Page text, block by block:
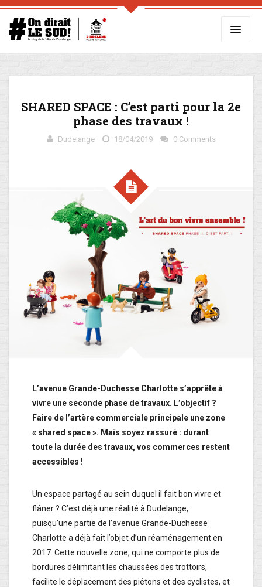
SHARED SPACE : C’est parti pour la 2e
phase des travaux !
Dudelange 18/04/2019 0 Comments
L’avenue Grande-Duchesse Charlotte s’apprête à
vivre une seconde phase de travaux. L’objectif ?
Faire de l’artère commerciale principale une zone
« shared space ». Mais soyez rassuré : durant
toute la durée des travaux, vos commerces restent
accessibles !
Un espace partagé au sein duquel il fait bon vivre et
flâner ? C’est déjà une réalité à Dudelange,
puisqu’une partie de l’avenue Grande-Duchesse
Charlotte a déjà fait l’objet d’un réaménagement en
2017. Cette nouvelle zone, qui ne comporte plus de
bordures délimitant les chaussées des trottoirs,
facilite le déplacement des piétons et des cyclistes, et